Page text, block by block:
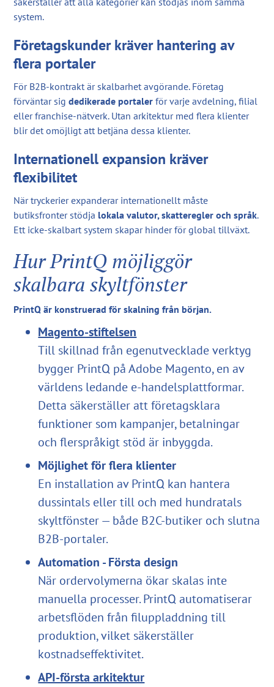
system.
Företagskunder kräver hantering av
flera portaler
För B2B-kontrakt är skalbarhet avgörande. Företag
förväntar sigdedikerade portaler för varje avdelning, filial
eller franchise-nätverk. Utan arkitektur med flera klienter
blir det omöjligt att betjäna dessa klienter.
Internationell expansion kräver
flexibilitet
När tryckerier expanderar internationellt måste
butiksfronter stödja lokala valutor, skatteregler och språk.
Ett icke-skalbart system skapar hinder för global tillväxt.
Hur PrintQ möjliggör
skalbara skyltfönster
PrintQ är konstruerad för skalning från början.
Magento-stiftelsen
Till skillnad från egenutvecklade verktyg
bygger PrintQ på Adobe Magento, en av
världens ledande e-handelsplattformar.
Detta säkerställer att företagsklara
funktioner som kampanjer, betalningar
och flerspråkigt stöd är inbyggda.
Möjlighet för flera klienter
En installation av PrintQ kan hantera
dussintals eller till och med hundratals
skyltfönster — både B2C-butiker och slutna
B2B-portaler.
Automation - Första design
När ordervolymerna ökar skalas inte
manuella processer. PrintQ automatiserar
arbetsflöden från filuppladdning till
produktion, vilket säkerställer
kostnadseffektivitet.
API-första arkitektur